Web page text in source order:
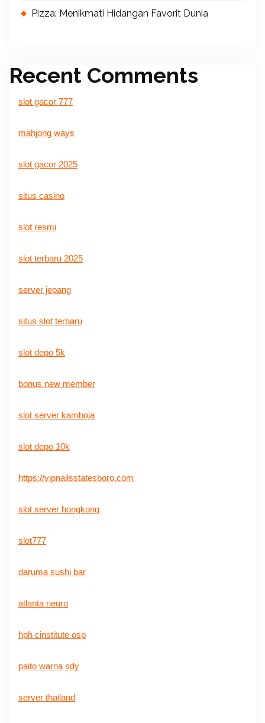
Pizza: Menikmati Hidangan Favorit Dunia
Recent Comments
slot gacor 777
mahjong ways
slot gacor 2025
situs casino
slot resmi
slot terbaru 2025
server jepang
situs slot terbaru
slot depo 5k
bonus new member
slot server kamboja
slot depo 10k
https://vipnailsstatesboro.com
slot server hongkong
slot777
daruma sushi bar
atlanta neuro
hph cinstitute osp
paito warna sdy
server thailand